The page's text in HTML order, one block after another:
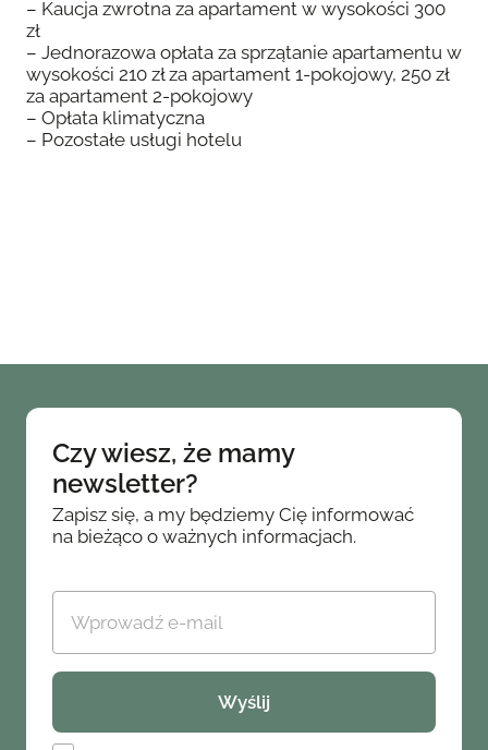
– Kaucja zwrotna za apartament w wysokości 300
zł
– Jednorazowa opłata za sprzątanie apartamentu w
wysokości 210 zł za apartament 1-pokojowy, 250 zł
za apartament 2-pokojowy
– Opłata klimatyczna
– Pozostałe usługi hotelu
Czy wiesz, że mamy
newsletter?
Zapisz się, a my będziemy Cię informować
na bieżąco o ważnych informacjach.